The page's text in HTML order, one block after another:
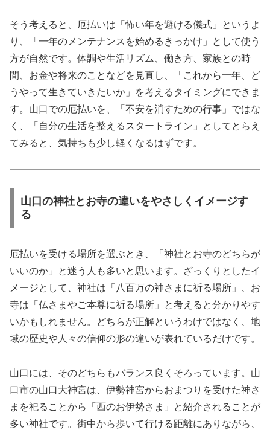
そう考えると、厄払いは「怖い年を避ける儀式」というよ
り、「一年のメンテナンスを始めるきっかけ」として使う
方が自然です。体調や生活リズム、働き方、家族との時
間、お金や将来のことなどを見直し、「これから一年、ど
うやって生きていきたいか」を考えるタイミングにできま
す。山口での厄払いを、「不安を消すための行事」ではな
く、「自分の生活を整えるスタートライン」としてとらえ
てみると、気持ちも少し軽くなるはずです。
山口の神社とお寺の違いをやさしくイメージす
る
厄払いを受ける場所を選ぶとき、「神社とお寺のどちらが
いいのか」と迷う人も多いと思います。ざっくりとしたイ
メージとして、神社は「八百万の神さまに祈る場所」、お
寺は「仏さまやご本尊に祈る場所」と考えると分かりやす
いかもしれません。どちらが正解というわけではなく、地
域の歴史や人々の信仰の形の違いが表れているだけです。
山口には、そのどちらもバランス良くそろっています。山
口市の山口大神宮は、伊勢神宮からおまつりを受けた神さ
まを祀ることから「西のお伊勢さま」と紹介されることが
多い神社です。街中から歩いて行ける距離にありながら、